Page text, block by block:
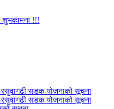
शुभकामना !!!
सडक योजनाको सूचना
सडक योजनाको सूचना